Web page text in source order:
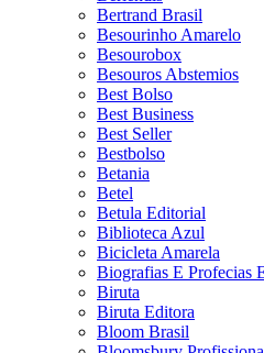
Bertrand Brasil
Besourinho Amarelo
Besourobox
Besouros Abstemios
Best Bolso
Best Business
Best Seller
Bestbolso
Betania
Betel
Betula Editorial
Biblioteca Azul
Bicicleta Amarela
Biografias E Profecias
Biruta
Biruta Editora
Bloom Brasil